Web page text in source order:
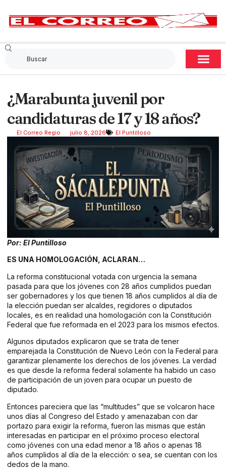
¿Marabunta juvenil por
candidaturas de 17 y 18 años?
El Correo Regio julio 8, 2026 El Puntilloso
Por: El Puntilloso
ES UNA HOMOLOGACIÓN, ACLARAN…
La reforma constitucional votada con urgencia la semana
pasada para que los jóvenes con 28 años cumplidos puedan
ser gobernadores y los que tienen 18 años cumplidos al día de
la elección puedan ser alcaldes, regidores o diputados
locales, es en realidad una homologación con la Constitución
Federal que fue reformada en el 2023 para los mismos efectos.
Algunos diputados explicaron que se trata de tener
emparejada la Constitución de Nuevo León con la Federal para
garantizar plenamente los derechos de los jóvenes. La verdad
es que desde la reforma federal solamente ha habido un caso
de participación de un joven para ocupar un puesto de
diputado.
Entonces pareciera que las “multitudes” que se volcaron hace
unos días al Congreso del Estado y amenazaban con dar
portazo para exigir la reforma, fueron las mismas que están
interesadas en participar en el próximo proceso electoral
como jóvenes con una edad menor a 18 años o apenas 18
años cumplidos al día de la elección: o sea, se cuentan con los
dedos de la mano.